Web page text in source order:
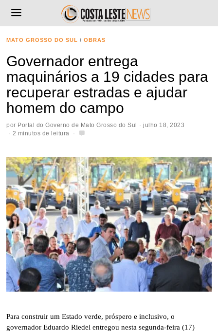
MATO GROSSO DO SUL / OBRAS
Governador entrega
maquinários a 19 cidades para
recuperar estradas e ajudar
homem do campo
por Portal do Governo de Mato Grosso do Sul
julho 18, 2023
2 minutos de leitura
Para construir um Estado verde, próspero e inclusivo, o
governador Eduardo Riedel entregou nesta segunda-feira (17)